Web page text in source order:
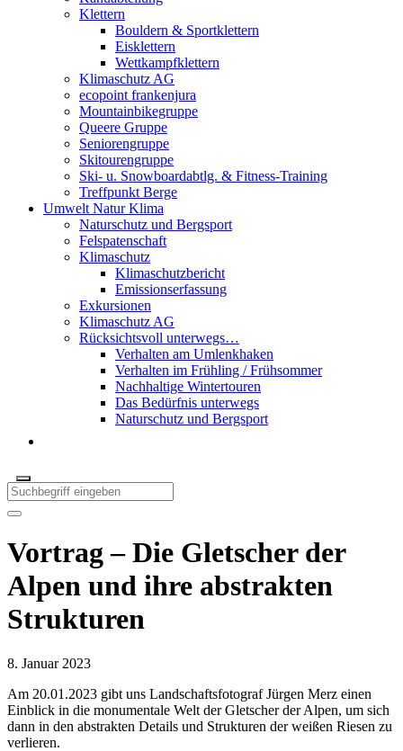
Klettern
Bouldern & Sportklettern
Eisklettern
Wettkampfklettern
Klimaschutz AG
ecopoint frankenjura
Mountainbikegruppe
Queere Gruppe
Seniorengruppe
Skitourengruppe
Ski- u. Snowboardabtlg. & Fitness-Training
Treffpunkt Berge
Umwelt Natur Klima
Naturschutz und Bergsport
Felspatenschaft
Klimaschutz
Klimaschutzbericht
Emissionserfassung
Exkursionen
Klimaschutz AG
Rücksichtsvoll unterwegs…
Verhalten am Umlenkhaken
Verhalten im Frühling / Frühsommer
Nachhaltige Wintertouren
Das Bedürfnis unterwegs
Naturschutz und Bergsport
Vortrag – Die Gletscher der
Alpen und ihre abstrakten
Strukturen
8. Januar 2023
Am 20.01.2023 gibt uns Landschaftsfotograf Jürgen Merz einen
Einblick in die monumentale Welt der Gletscher der Alpen, um sich
dann in den abstrakten Details und Strukturen der weißen Riesen zu
verlieren.